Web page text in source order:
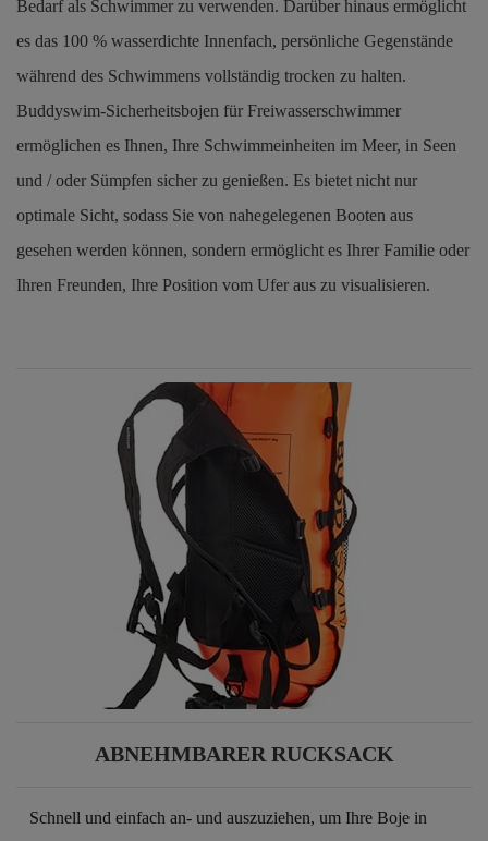
Bedarf als Schwimmer zu verwenden. Darüber hinaus ermöglicht
es das 100 % wasserdichte Innenfach, persönliche Gegenstände
während des Schwimmens vollständig trocken zu halten.
Buddyswim-Sicherheitsbojen für Freiwasserschwimmer
ermöglichen es Ihnen, Ihre Schwimmeinheiten im Meer, in Seen
und / oder Sümpfen sicher zu genießen. Es bietet nicht nur
optimale Sicht, sodass Sie von nahegelegenen Booten aus
gesehen werden können, sondern ermöglicht es Ihrer Familie oder
Ihren Freunden, Ihre Position vom Ufer aus zu visualisieren.
ABNEHMBARER RUCKSACK
Schnell und einfach an- und auszuziehen, um Ihre Boje in